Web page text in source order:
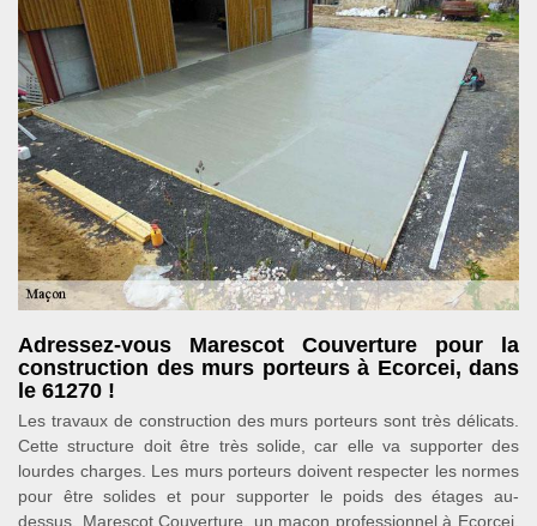
Adressez-vous Marescot Couverture pour la
construction des murs porteurs à Ecorcei, dans
le 61270 !
Les travaux de construction des murs porteurs sont très délicats.
Cette structure doit être très solide, car elle va supporter des
lourdes charges. Les murs porteurs doivent respecter les normes
pour être solides et pour supporter le poids des étages au-
dessus. Marescot Couverture, un maçon professionnel à Ecorcei,